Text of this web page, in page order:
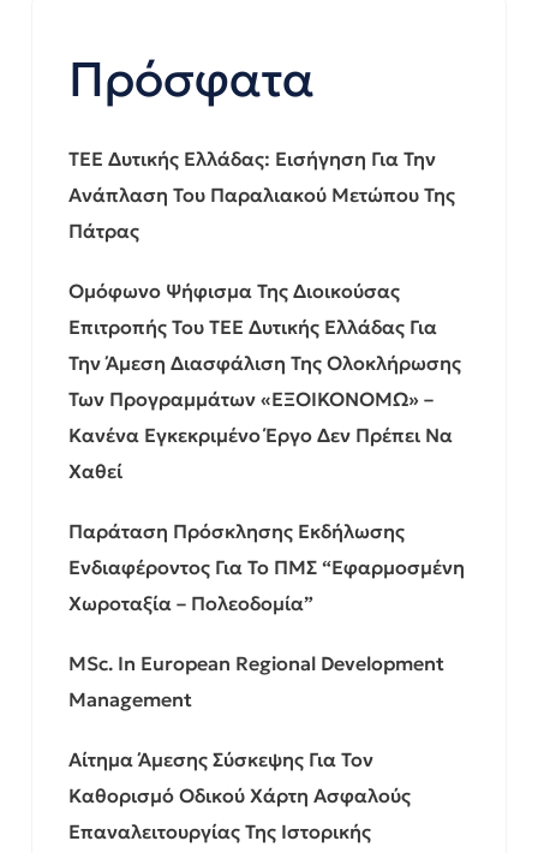
Πρόσφατα
ΤΕΕ Δυτικής Ελλάδας: Εισήγηση Για Την
Ανάπλαση Του Παραλιακού Μετώπου Της
Πάτρας
Ομόφωνο Ψήφισμα Της Διοικούσας
Επιτροπής Του ΤΕΕ Δυτικής Ελλάδας Για
Την Άμεση Διασφάλιση Της Ολοκλήρωσης
Των Προγραμμάτων «ΕΞΟΙΚΟΝΟΜΩ» –
Κανένα Εγκεκριμένο Έργο Δεν Πρέπει Να
Χαθεί
Παράταση Πρόσκλησης Εκδήλωσης
Ενδιαφέροντος Για Το ΠΜΣ “Εφαρμοσμένη
Χωροταξία – Πολεοδομία”
MSc. In European Regional Development
Management
Αίτημα Άμεσης Σύσκεψης Για Τον
Καθορισμό Οδικού Χάρτη Ασφαλούς
Επαναλειτουργίας Της Ιστορικής